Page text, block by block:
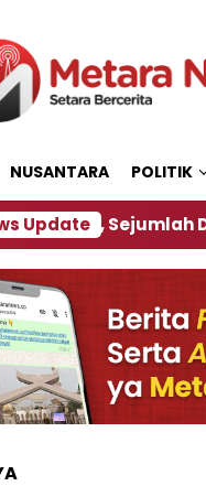
NUSANTARA POLITIK
Update
Sejumlah Daerah di